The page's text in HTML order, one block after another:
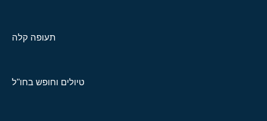
תעופה קלה
טיולים וחופש בחו"ל